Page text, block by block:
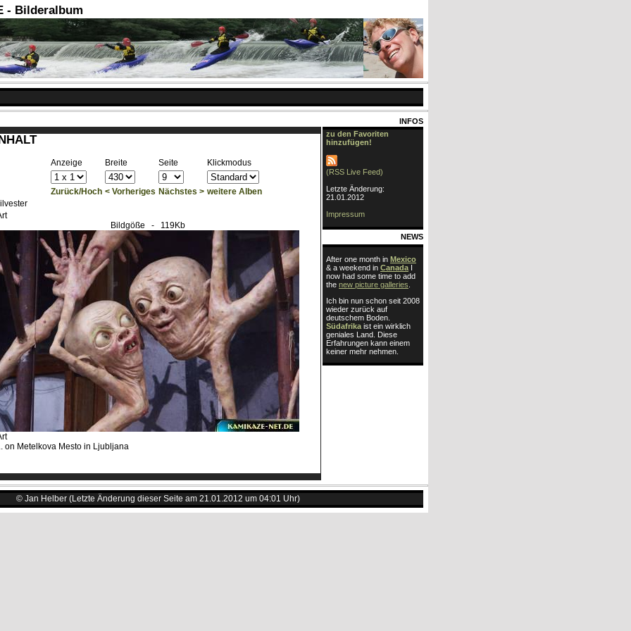
- Bilderalbum
Anzeige Breite Seite Klickmodus
Zurück/Hoch < Vorheriges Nächstes > weitere Alben
Bildgöße
- 119Kb
on Metelkova Mesto in Ljubljana
INFOS
zu den Favoriten
hinzufügen!
(RSS Live Feed)
Letzte Änderung:
21.01.2012
Impressum
NEWS
After one month in Mexico
& a weekend in Canada I
now had some time to add
the new picture galleries
Ich bin nun schon seit 2008
wieder zurück auf
deutschem Boden.
Südafrika ist ein wirklich
geniales Land. Diese
Erfahrungen kann einem
keiner mehr nehmen.
© Jan Helber (Letzte Änderung dieser Seite am 21.01.2012 um 04:01 Uhr)